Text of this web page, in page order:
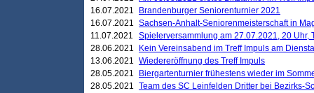
16.07.2021
Brandenburger Seniorenturnier 2021
16.07.2021 Sachsen-Anhalt-Seniorenmeisterschaft in
11.07.2021
Spielerversammlung am 27.07.2021, 20 Uhr,
28.06.2021
Kein Vereinsabend im Treff Impuls am
13.06.2021 Wiedereröffnung des Treff Impuls
28.05.2021
Biergartenturnier frühestens wieder im
28.05.2021 Team des SC Leinfelden Dritter bei Bezirks-